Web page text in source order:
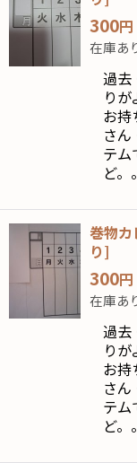
300円
在庫あ
過去
り
お持
さん
テム
ど
巻物
り]
300円
在庫あ
過去
り
お持
さん
テム
ど